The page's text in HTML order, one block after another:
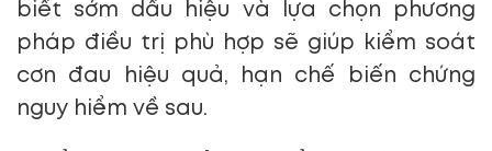
biết sớm dấu hiệu và lựa chọn phương
pháp điều trị phù hợp sẽ giúp kiểm soát
cơn đau hiệu quả, hạn chế biến chứng
nguy hiểm về sau.